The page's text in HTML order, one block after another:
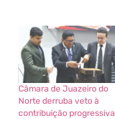
Câmara de Juazeiro do
Norte derruba veto à
contribuição progressiva